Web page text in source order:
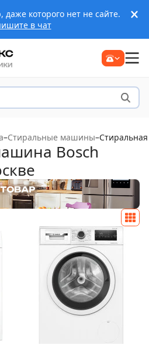
которого нет не сайте.
в чат
–Стиральные машины–
Bosch